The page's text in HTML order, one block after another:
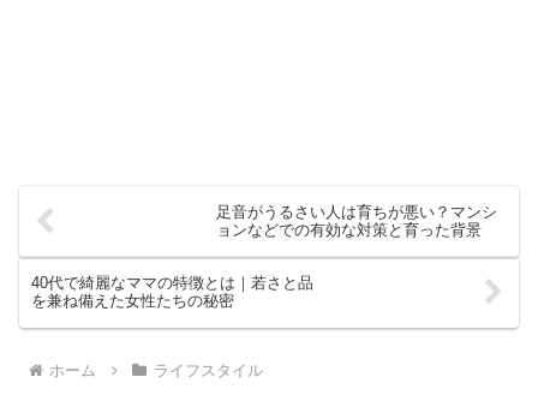
足音がうるさい人は育ちが悪い？マンシ
ョンなどでの有効な対策と育った背景
40代で綺麗なママの特徴とは｜若さと品
を兼ね備えた女性たちの秘密
ホーム ライフスタイル